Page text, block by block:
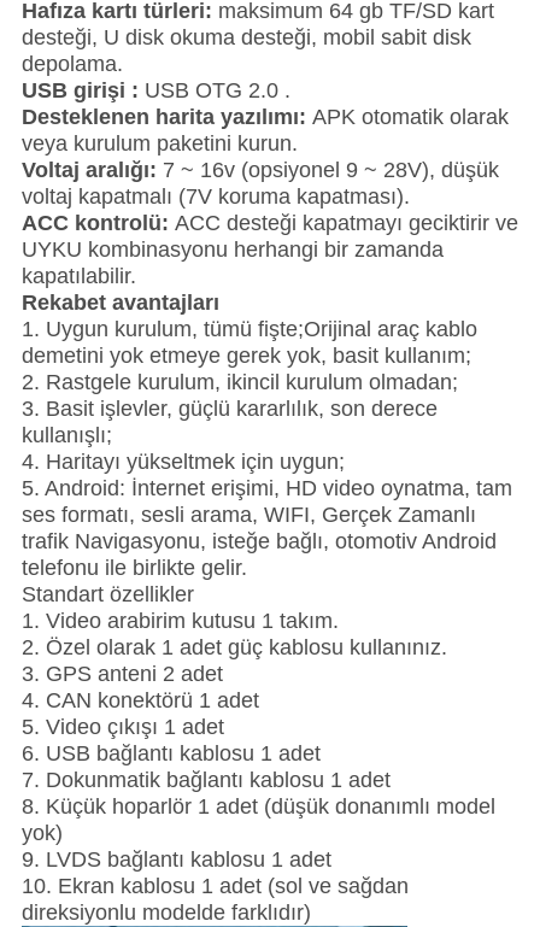
Hafıza kartı türleri: maksimum 64 gb TF/SD kart
desteği, U disk okuma desteği, mobil sabit disk
depolama.
USB girişi : USB OTG 2.0 .
Desteklenen harita yazılımı: APK otomatik olarak
veya kurulum paketini kurun.
Voltaj aralığı: 7 ~ 16v (opsiyonel 9 ~ 28V), düşük
voltaj kapatmalı (7V koruma kapatması).
ACC kontrolü: ACC desteği kapatmayı geciktirir ve
UYKU kombinasyonu herhangi bir zamanda
kapatılabilir.
Rekabet avantajları
1. Uygun kurulum, tümü fişte;Orijinal araç kablo
demetini yok etmeye gerek yok, basit kullanım;
2. Rastgele kurulum, ikincil kurulum olmadan;
3. Basit işlevler, güçlü kararlılık, son derece
kullanışlı;
4. Haritayı yükseltmek için uygun;
5. Android: İnternet erişimi, HD video oynatma, tam
ses formatı, sesli arama, WIFI, Gerçek Zamanlı
trafik Navigasyonu, isteğe bağlı, otomotiv Android
telefonu ile birlikte gelir.
Standart özellikler
1. Video arabirim kutusu 1 takım.
2. Özel olarak 1 adet güç kablosu kullanınız.
3. GPS anteni 2 adet
4. CAN konektörü 1 adet
5. Video çıkışı 1 adet
6. USB bağlantı kablosu 1 adet
7. Dokunmatik bağlantı kablosu 1 adet
8. Küçük hoparlör 1 adet (düşük donanımlı model
yok)
9. LVDS bağlantı kablosu 1 adet
10. Ekran kablosu 1 adet (sol ve sağdan
direksiyonlu modelde farklıdır)